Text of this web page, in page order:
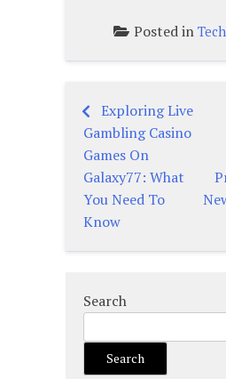
Posted in
Post
navigation
Exploring Live
Gambling Casino
Games On
Galaxy77: What
You Need To
Know
Search
Search